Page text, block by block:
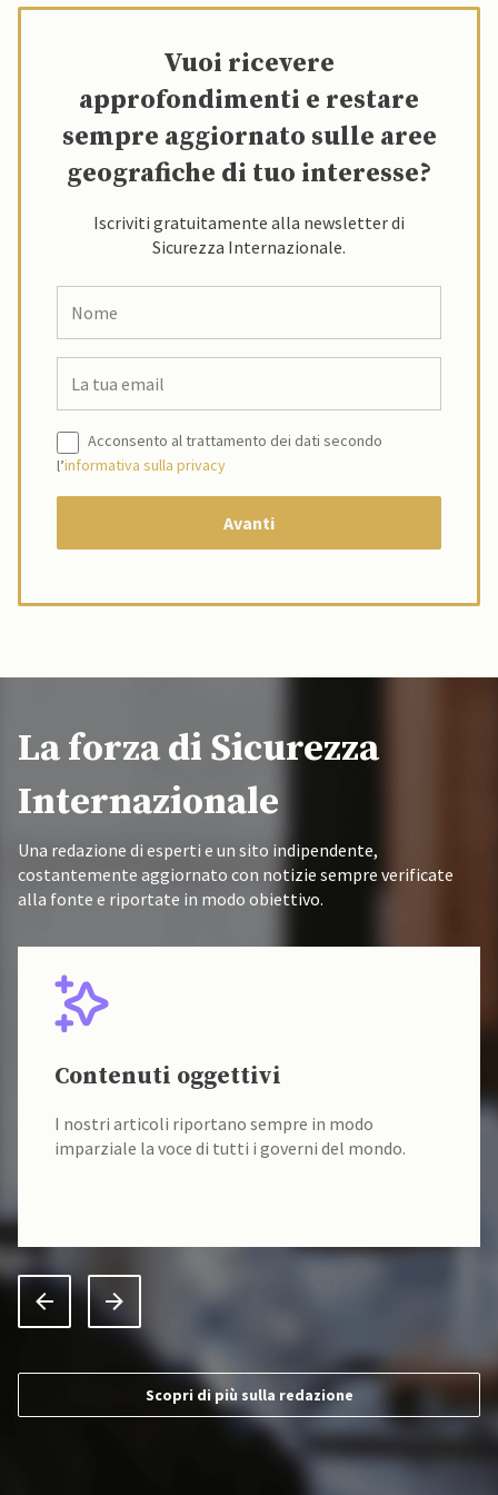
Vuoi ricevere
approfondimenti e restare
sempre aggiornato sulle aree
geografiche di tuo interesse?
Iscriviti gratuitamente alla newsletter di
Sicurezza Internazionale.
Acconsento al trattamento dei dati secondo
l’informativa sulla privacy
La forza di Sicurezza
Internazionale
Una redazione di esperti e un sito indipendente,
costantemente aggiornato con notizie sempre verificate
alla fonte e riportate in modo obiettivo.
Contenuti oggettivi
I nostri articoli riportano sempre in modo
imparziale la voce di tutti i governi del mondo.
Scopri di più sulla redazione